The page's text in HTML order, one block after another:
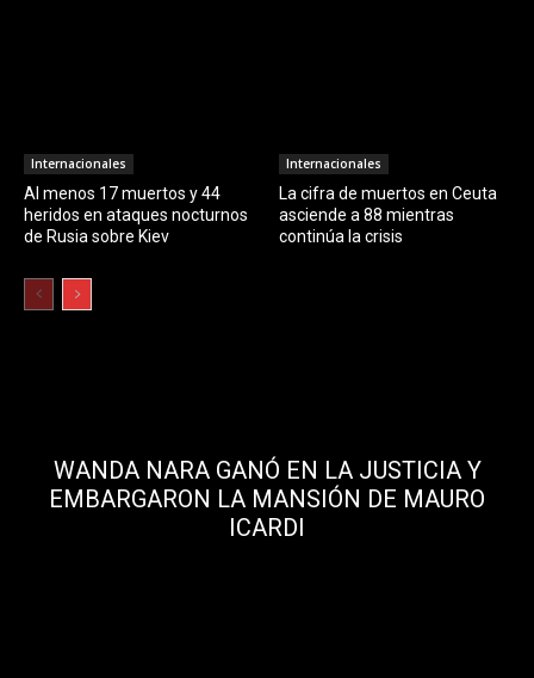
Internacionales
Al menos 17 muertos y 44
heridos en ataques nocturnos
de Rusia sobre Kiev
Internacionales
La cifra de muertos en Ceuta
asciende a 88 mientras
continúa la crisis
WANDA NARA GANÓ EN LA JUSTICIA Y
EMBARGARON LA MANSIÓN DE MAURO
ICARDI